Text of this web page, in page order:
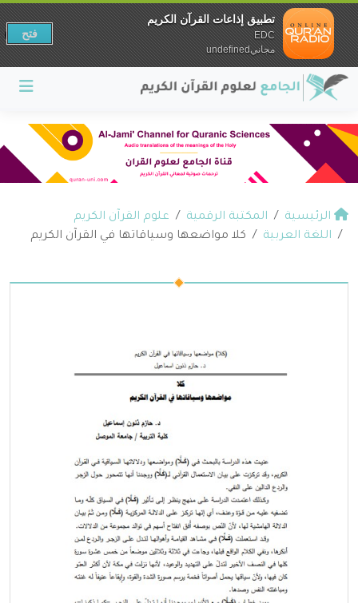
الرئيسية المكتبة الرقمية
علوم القرآن الكريم
اللغة العربية
كلا مواضعها وسياقاتها في القرآن الكريم
تطبيق إذاعات القرآن الكريم
EDC
مجانيundefined
فتح